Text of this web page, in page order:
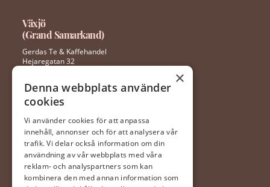
Växjö
(Grand Samarkand)
Gerdas Te & Kaffehandel
Hejaregatan 32
0470 – 281 44
Mån-fre 10:00 – 20:00
Lördag 10:00 – 18:00
Söndag 10:00 – 18:00
×
Denna webbplats använder
cookies
Vi använder cookies för att anpassa
innehåll, annonser och för att analysera vår
trafik. Vi delar också information om din
användning av vår webbplats med våra
reklam- och analyspartners som kan
kombinera den med annan information som